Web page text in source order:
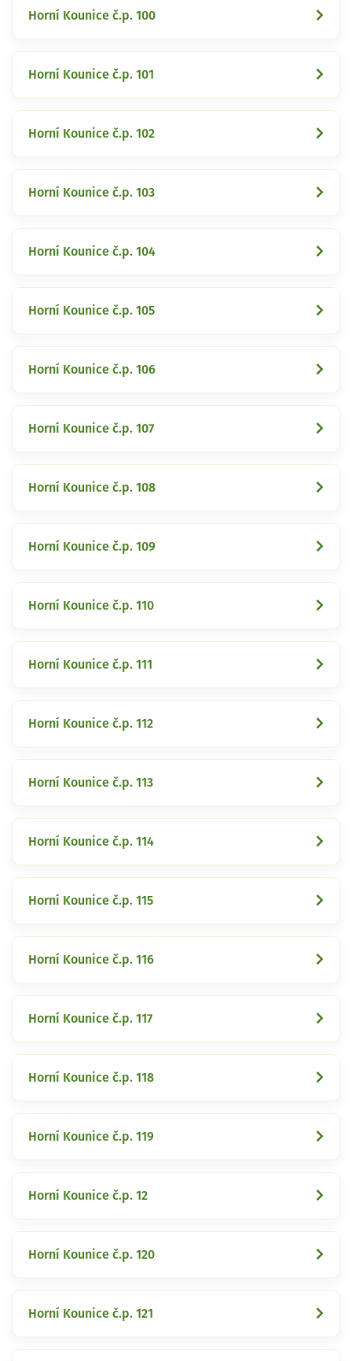
Horní Kounice č.p. 100
Horní Kounice č.p. 101
Horní Kounice č.p. 102
Horní Kounice č.p. 103
Horní Kounice č.p. 104
Horní Kounice č.p. 105
Horní Kounice č.p. 106
Horní Kounice č.p. 107
Horní Kounice č.p. 108
Horní Kounice č.p. 109
Horní Kounice č.p. 110
Horní Kounice č.p. 111
Horní Kounice č.p. 112
Horní Kounice č.p. 113
Horní Kounice č.p. 114
Horní Kounice č.p. 115
Horní Kounice č.p. 116
Horní Kounice č.p. 117
Horní Kounice č.p. 118
Horní Kounice č.p. 119
Horní Kounice č.p. 12
Horní Kounice č.p. 120
Horní Kounice č.p. 121